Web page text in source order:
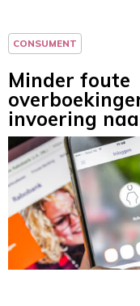
CONSUMENT
Minder foute
invoering